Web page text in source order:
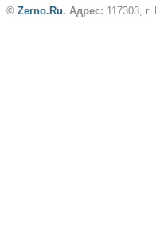
© Zerno.Ru. Адрес: 117303,